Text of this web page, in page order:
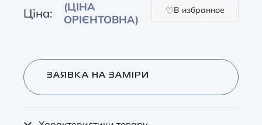
Ціна:
(ЦІНА
ОРІЄНТОВНА)
В избранное
ЗАЯВКА НА ЗАМІРИ